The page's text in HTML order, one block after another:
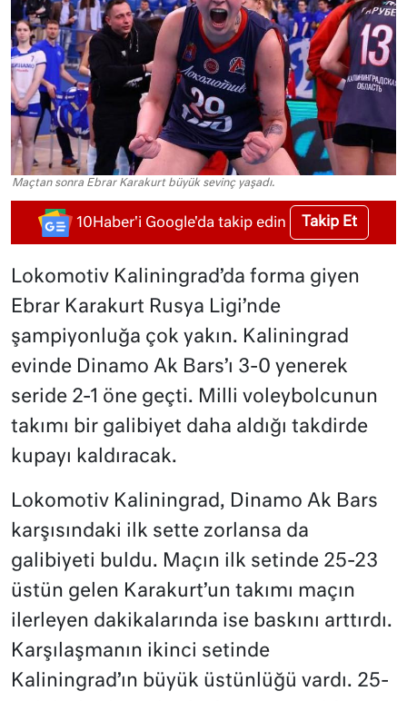
Maçtan sonra Ebrar Karakurt büyük sevinç yaşadı.
10Haber'i Google'da takip edin Takip Et
Lokomotiv Kaliningrad’da forma giyen
Ebrar Karakurt Rusya Ligi’nde
şampiyonluğa çok yakın. Kaliningrad
evinde Dinamo Ak Bars’ı 3-0 yenerek
seride 2-1 öne geçti. Milli voleybolcunun
takımı bir galibiyet daha aldığı takdirde
kupayı kaldıracak.
Lokomotiv Kaliningrad, Dinamo Ak Bars
karşısındaki ilk sette zorlansa da
galibiyeti buldu. Maçın ilk setinde 25-23
üstün gelen Karakurt’un takımı maçın
ilerleyen dakikalarında ise baskını arttırdı.
Karşılaşmanın ikinci setinde
Kaliningrad’ın büyük üstünlüğü vardı. 25-